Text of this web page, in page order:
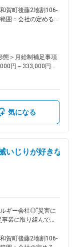
用、および社内業務
エンジニアを募集
や患者様、そして
成長と医療の質向上
運用 ・患者様のバ
を支援する自社Web
部署の業務フローを
やツールの内製開発
案 ◇社内ITインフラ
ットワーク等）の
推進できるポジシ
、防災、高齢化対
ジェクトにも多く取
することができま
り、部門を越えた活
しています。 ◇ガス
ービス事業 呼吸器
賀町後藤2地割106-
囲：会社の定める事
態＞月給制補足事項
円～333,000円＜
下する可能性があり
です。
気になる
いじりが好きな
ギー会社◎”災害に
業に取り組んでい
援を担当。電気設
賀町後藤2地割106-